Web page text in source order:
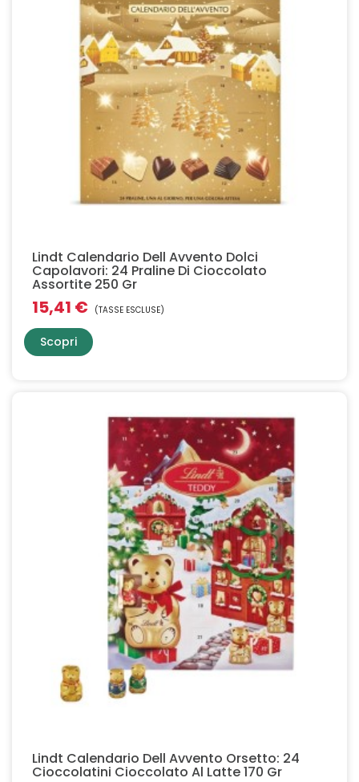
Lindt Calendario Dell Avvento Dolci
Capolavori: 24 Praline Di Cioccolato
Assortite 250 Gr
15,41 € (TASSE ESCLUSE)
Scopri
Lindt Calendario Dell Avvento Orsetto: 24
Cioccolatini Cioccolato Al Latte 170 Gr